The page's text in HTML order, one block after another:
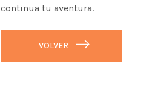
continua tu aventura.
VOLVER